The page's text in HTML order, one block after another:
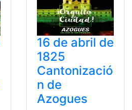
16 de abril de
1825
Cantonizació
n de
Azogues